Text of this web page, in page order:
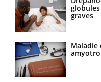
graves
Maladie